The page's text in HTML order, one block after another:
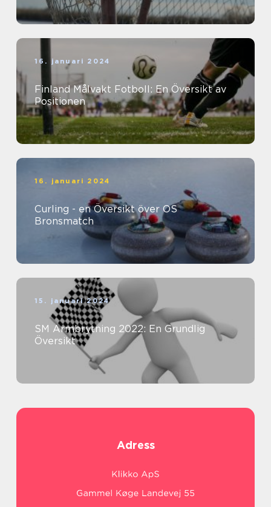
16. januari 2024
Finland Målvakt Fotboll: En Översikt av
Positionen
16. januari 2024
Curling - en Översikt över OS
Bronsmatch
15. januari 2024
SM Armbrytning 2022: En Grundlig
Översikt
Adress